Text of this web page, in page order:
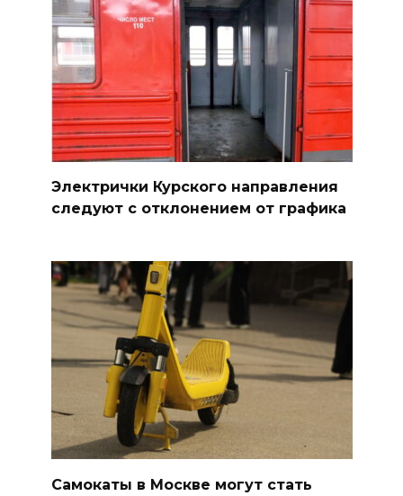
Электрички Курского направления
следуют с отклонением от графика
Самокаты в Москве могут стать